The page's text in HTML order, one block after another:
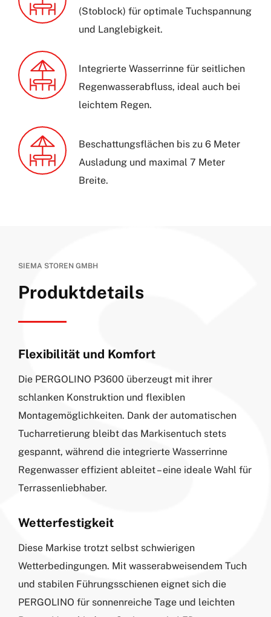
(Stoblock) für optimale Tuchspannung
und Langlebigkeit.
Integrierte Wasserrinne für seitlichen
Regenwasserabfluss, ideal auch bei
leichtem Regen.
Beschattungsflächen bis zu 6 Meter
Ausladung und maximal 7 Meter
Breite.
SIEMA STOREN GMBH
Produktdetails
Flexibilität und Komfort
Die PERGOLINO P3600 überzeugt mit ihrer
schlanken Konstruktion und flexiblen
Montagemöglichkeiten. Dank der automatischen
Tucharretierung bleibt das Markisentuch stets
gespannt, während die integrierte Wasserrinne
Regenwasser effizient ableitet – eine ideale Wahl für
Terrassenliebhaber.
Wetterfestigkeit
Diese Markise trotzt selbst schwierigen
Wetterbedingungen. Mit wasserabweisendem Tuch
und stabilen Führungsschienen eignet sich die
PERGOLINO für sonnenreiche Tage und leichten